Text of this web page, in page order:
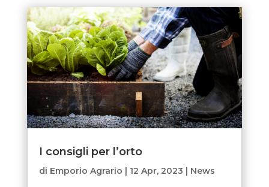
I consigli per l’orto
di Emporio Agrario | 12 Apr, 2023 | News